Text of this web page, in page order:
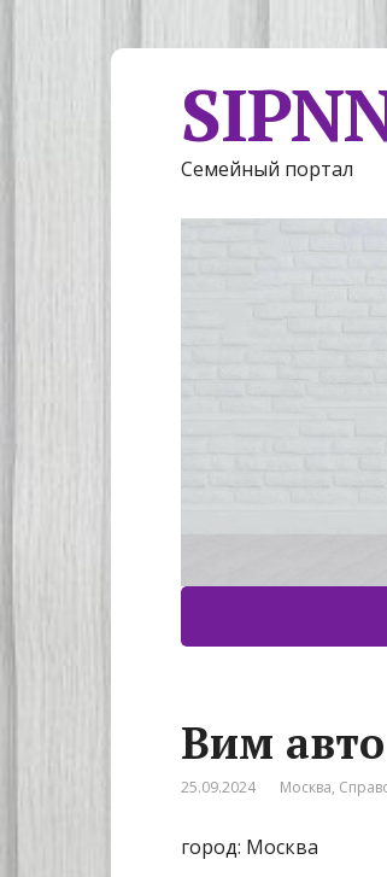
Семейный портал
Вим
25.09.2024 Москва,
город: Москва